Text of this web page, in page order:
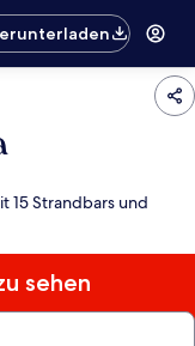
15 Strandbars und
sehen